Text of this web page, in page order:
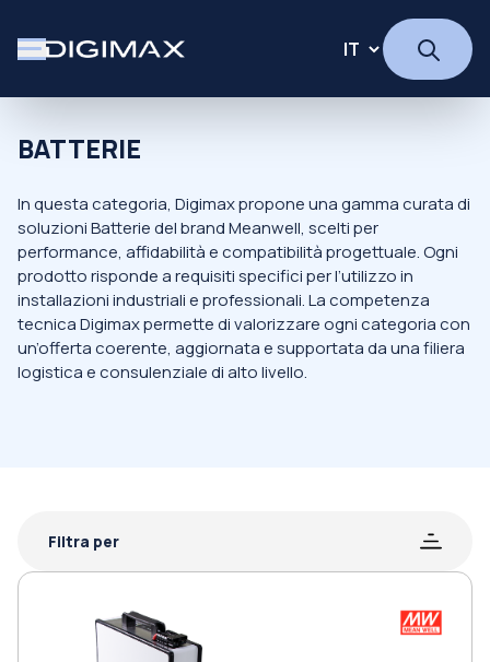
BATTERIE
In questa categoria, Digimax propone una gamma curata di
soluzioni Batterie del brand Meanwell, scelti per
performance, affidabilità e compatibilità progettuale. Ogni
prodotto risponde a requisiti specifici per l’utilizzo in
installazioni industriali e professionali. La competenza
tecnica Digimax permette di valorizzare ogni categoria con
un’offerta coerente, aggiornata e supportata da una filiera
logistica e consulenziale di alto livello.
Filtra per